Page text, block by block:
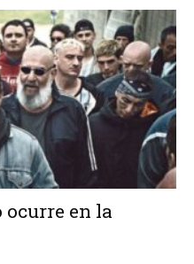
ocurre en la